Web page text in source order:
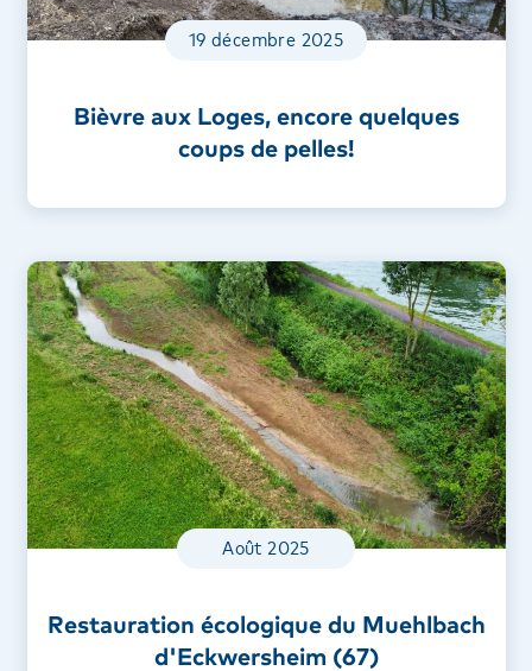
19 décembre 2025
Bièvre aux Loges, encore quelques
coups de pelles!
Août 2025
Restauration écologique du Muehlbach
d'Eckwersheim (67)